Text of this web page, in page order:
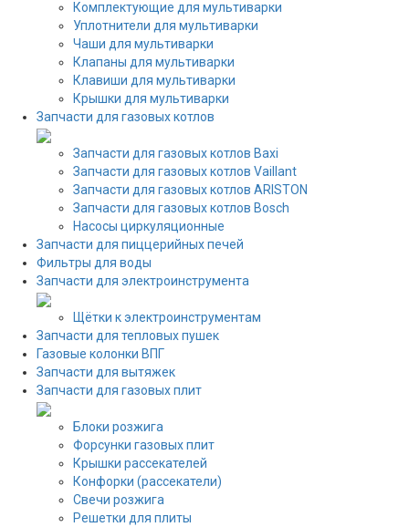
Комплектующие для мультиварки
Уплотнители для мультиварки
Чаши для мультиварки
Клапаны для мультиварки
Клавиши для мультиварки
Крышки для мультиварки
Запчасти для газовых котлов
Запчасти для газовых котлов Baxi
Запчасти для газовых котлов Vaillant
Запчасти для газовых котлов ARISTON
Запчасти для газовых котлов Bosch
Насосы циркуляционные
Запчасти для пиццерийных печей
Фильтры для воды
Запчасти для электроинструмента
Щётки к электроинструментам
Запчасти для тепловых пушек
Газовые колонки ВПГ
Запчасти для вытяжек
Запчасти для газовых плит
Блоки розжига
Форсунки газовых плит
Крышки рассекателей
Конфорки (рассекатели)
Свечи розжига
Решетки для плиты